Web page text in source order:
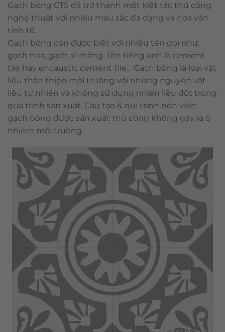
Gạch bông CTS đã trở thành một kiệt tác thủ công
nghệ thuật với nhiều màu sắc đa dạng và hoa văn
tinh tế.
Gạch bông còn được biết với nhiều tên gọi như:
gạch hoa, gạch xi măng. Tên tiếng anh là cement
tile hay encaustic cement tile… Gạch bông là loại vật
liệu thân thiện môi trường với những nguyên vật
liệu tự nhiên và không sử dụng nhiên liệu đốt trong
quá trình sản xuất. Cấu tạo & qui trình nên viên
gạch bông được sản xuất thủ công không gây ra ô
nhiễm môi trường.